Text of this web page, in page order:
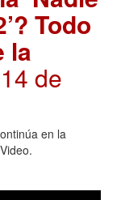
Todo
la
de
en la